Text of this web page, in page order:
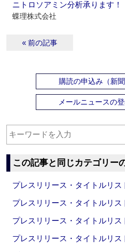
ニトロソアミン分析承ります
蝶理株式会社
« 前の記事
購読の申込み（新聞
メールニュースの登
この記事と同じカテゴリー
プレスリリース・タイトルリ
プレスリリース・タイトルリ
プレスリリース・タイトルリ
プレスリリース・タイトルリ